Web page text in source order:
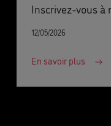
Inscrivez-vous à
12/05/2026
En savoir plus